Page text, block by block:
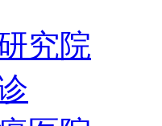
究院